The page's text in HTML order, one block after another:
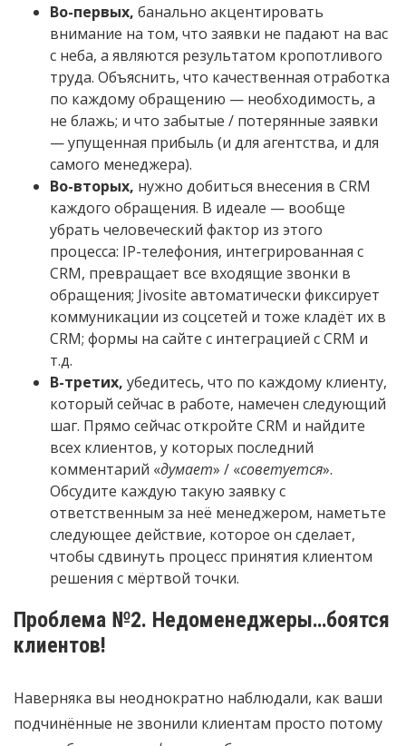
Во-первых, банально акцентировать
внимание на том, что заявки не падают на вас
с неба, а являются результатом кропотливого
труда. Объяснить, что качественная отработка
по каждому обращению — необходимость, а
не блажь; и что забытые / потерянные заявки
— упущенная прибыль (и для агентства, и для
самого менеджера).
Во-вторых, нужно добиться внесения в CRM
каждого обращения. В идеале — вообще
убрать человеческий фактор из этого
процесса: IP-телефония, интегрированная с
CRM, превращает все входящие звонки в
обращения; Jivosite автоматически фиксирует
коммуникации из соцсетей и тоже кладёт их в
CRM; формы на сайте c интеграцией с CRM и
т.д.
В-третих, убедитесь, что по каждому клиенту,
который сейчас в работе, намечен следующий
шаг. Прямо сейчас откройте CRM и найдите
всех клиентов, у которых последний
комментарий «думает» / «советуется».
Обсудите каждую такую заявку с
ответственным за неё менеджером, наметьте
следующее действие, которое он сделает,
чтобы сдвинуть процесс принятия клиентом
решения с мёртвой точки.
Проблема №2. Недоменеджеры…боятся
клиентов!
Наверняка вы неоднократно наблюдали, как ваши
подчинённые не звонили клиентам просто потому